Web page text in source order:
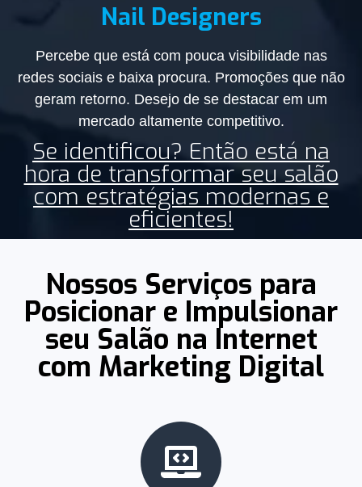
Nail Designers
Percebe que está com pouca visibilidade nas
redes sociais e baixa procura. Promoções que não
geram retorno. Desejo de se destacar em um
mercado altamente competitivo.
Se identificou? Então está na
hora de transformar seu salão
com estratégias modernas e
eficientes!
Nossos Serviços para
Posicionar e Impulsionar
seu Salão na Internet
com Marketing Digital